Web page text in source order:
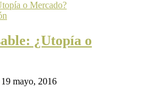
¿Utopía o
19 mayo, 2016